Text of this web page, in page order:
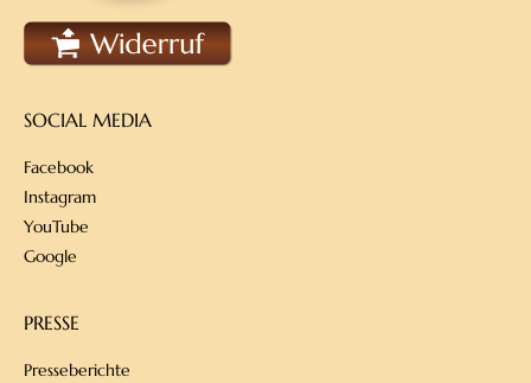
SOCIAL MEDIA
Facebook
Instagram
YouTube
Google
PRESSE
Presseberichte